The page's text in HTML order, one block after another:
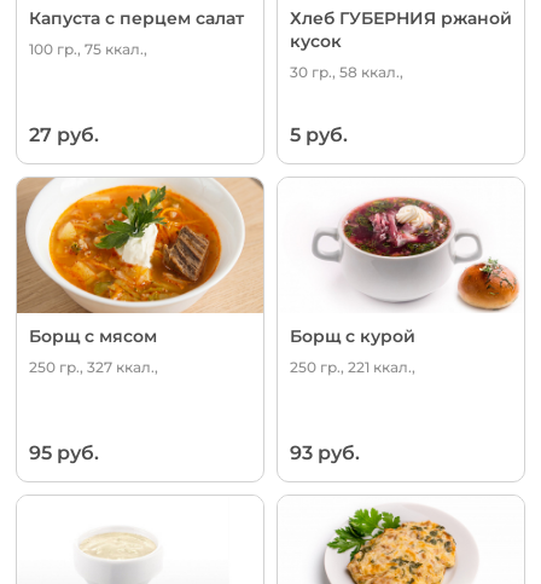
Капуста с перцем салат
100 гр., 75 ккал.,
27 руб.
Хлеб ГУБЕРНИЯ ржаной
кусок
30 гр., 58 ккал.,
5 руб.
Борщ с мясом
250 гр., 327 ккал.,
95 руб.
Борщ с курой
250 гр., 221 ккал.,
93 руб.